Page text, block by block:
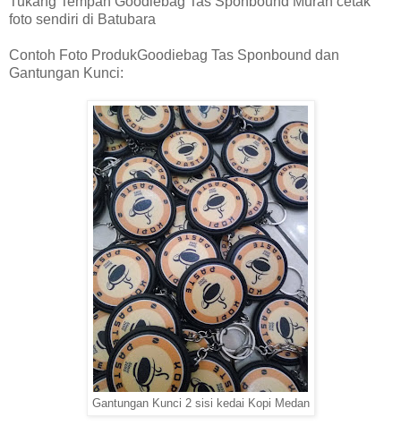
foto sendiri di Batubara
Contoh Foto ProdukGoodiebag Tas Sponbound dan
Gantungan Kunci:
Gantungan Kunci 2 sisi kedai Kopi Medan